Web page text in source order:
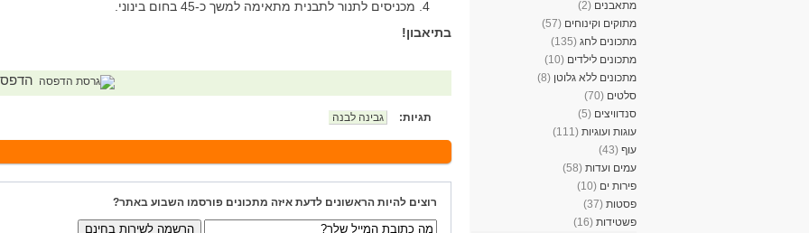
מתאבנים (2)
מתוקים וקינוחים (57)
מתכונים לחג (135)
מתכונים לילדים (10)
מתכונים ללא גלוטן (8)
סלטים (70)
סנדוויצים (5)
עוגות ועוגיות (111)
עוף (43)
עמים ועדות (58)
פירות ים (10)
פסטות (37)
פשטידות (16)
מכניסים לתנור לתבנית מתאימה למשך כ-45 בחום בינוני.
בתיאבון!
תגיות: גבינה לבנה
רוצים להיות הראשונים לדעת איזה מתכונים פורסמו השבוע באתר?